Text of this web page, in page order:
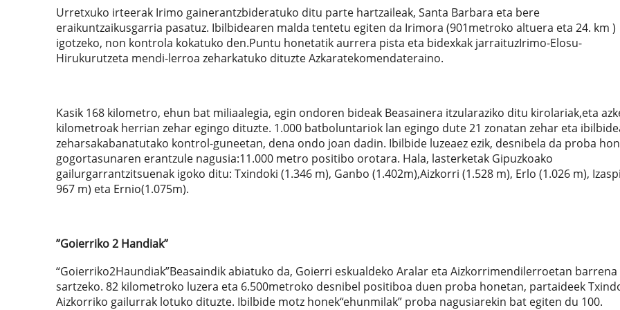
Urretxuko irteerak Irimo gainerantzbideratuko ditu parte hartzaileak, Santa Barbara eta bere
eraikuntzaikusgarria pasatuz. Ibilbidearen malda tentetu egiten da Irimora (901metroko altuera eta 24. km )
igotzeko, non kontrola kokatuko den.Puntu honetatik aurrera pista eta bidexkak jarraituzIrimo-Elosu-
Hirukurutzeta mendi-lerroa zeharkatuko dituzte Azkaratekomendateraino.
Kasik 168 kilometro, ehun bat miliaalegia, egin ondoren bideak Beasainera itzularaziko ditu kirolariak,eta
kilometroak herrian zehar egingo dituzte. 1.000 batboluntariok lan egingo dute 21 zonatan zehar eta
zeharsakabanatutako kontrol-guneetan, dena ondo joan dadin. Ibilbide luzeaez ezik, desnibela da proba
gogortasunaren erantzule nagusia:11.000 metro positibo orotara. Hala, lasterketak Gipuzkoako
gailurgarrantzitsuenak igoko ditu: Txindoki (1.346 m), Ganbo (1.402m),Aizkorri (1.528 m), Erlo (1.026 m),
967 m) eta Ernio(1.075m).
”Goierriko 2 Handiak”
“Goierriko2Haundiak”Beasaindik abiatuko da, Goierri eskualdeko Aralar eta Aizkorrimendilerroetan barrena
sartzeko. 82 kilometroko luzera eta 6.500metroko desnibel positiboa duen proba honetan, partaideek
Aizkorriko gailurrak lotuko dituzte. Ibilbide motz honek“ehunmilak” proba nagusiarekin bat egiten du 100.